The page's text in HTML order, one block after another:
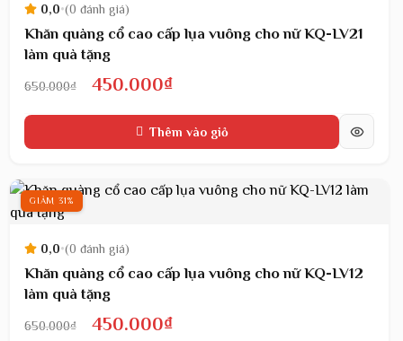
0,0•(0 đánh giá)
Khăn quàng cổ cao cấp lụa vuông cho nữ KQ-LV21
làm quà tặng
650.000₫
Giá
gốc
450.000₫Giá
hiện
tại
450.000₫.
Thêm vào giỏ
GIẢM 31%
0,0•(0 đánh giá)
Khăn quàng cổ cao cấp lụa vuông cho nữ KQ-LV12
làm quà tặng
650.000₫
Giá
450.000₫Giá